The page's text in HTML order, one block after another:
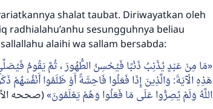
shalat taubat. Diriwayatkan oleh
radhialahu’anhu sesungguhnya beliau
alaihi wa sallam bersabda:
مَا مِنْ عَبْدٍ يُذْنِبُ ذَنْبًا فَيُحْسِنُ الطُّهُورَ ، ثُمَّ يَقُومُ فَيُصَلِّي
هَذِهِ الْآيَةَ: وَالَّذِينَ إِذَا فَعَلُوا فَاحِشَةً أَوْ ظَلَمُوا أَنْفُسَهُمْ
اللَّهُ وَلَمْ يُصِرُّوا عَلَى مَا فَعَلُوا وَهُمْ يَعْلَمُونَ (صححه